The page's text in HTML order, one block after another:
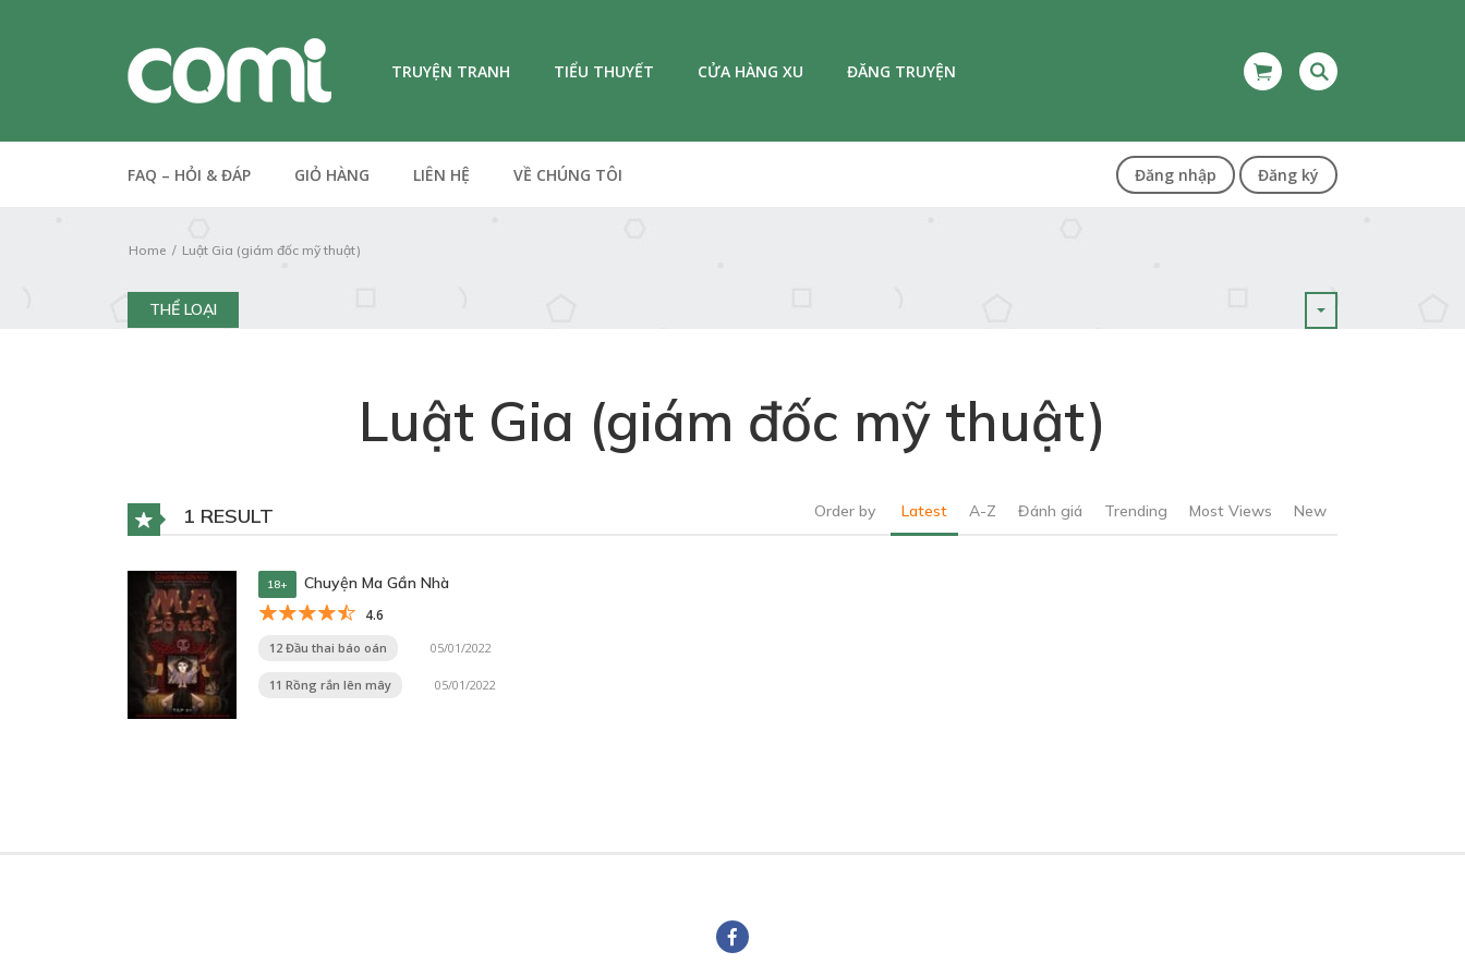
TRUYỆN TRANH TIỂU THUYẾT CỬA HÀNG XU ĐĂNG TRUYỆN
FAQ – HỎI & ĐÁP GIỎ HÀNG LIÊN HỆ VỀ CHÚNG TÔI Đăng nhập Đăng ký
Home Luật Gia (giám đốc mỹ thuật)
THỂ LOẠI
Luật Gia (giám đốc mỹ thuật)
1 RESULT Order by Latest A-Z Đánh giá Trending Most Views New
18+ Chuyện Ma Gần Nhà
4.6
12 Đầu thai báo oán 05/01/2022
11 Rồng rắn lên mây 05/01/2022